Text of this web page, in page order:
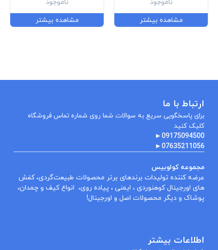
ناموجود
مشاهده بیشتر
ناموجود
مشاهده بیشتر
ارتباط با ما
برای پاسخگویی سریع به سوالات شما روی شماره تماس فروشگاه
کلیک کنید
09175094500
►
07635211056
►
مجموعه کولوبیس
عرضه کننده تولیدات برندهای برتر محصولات طبیعت‌گردی، کفش
های اورجینال کوهنوردی ، ایمنی ، پیاده روی، انواع کیف و چمدان،
پوشاک و دیگر محصولات اصل و اورجینال!
اطلاعات بیشتر